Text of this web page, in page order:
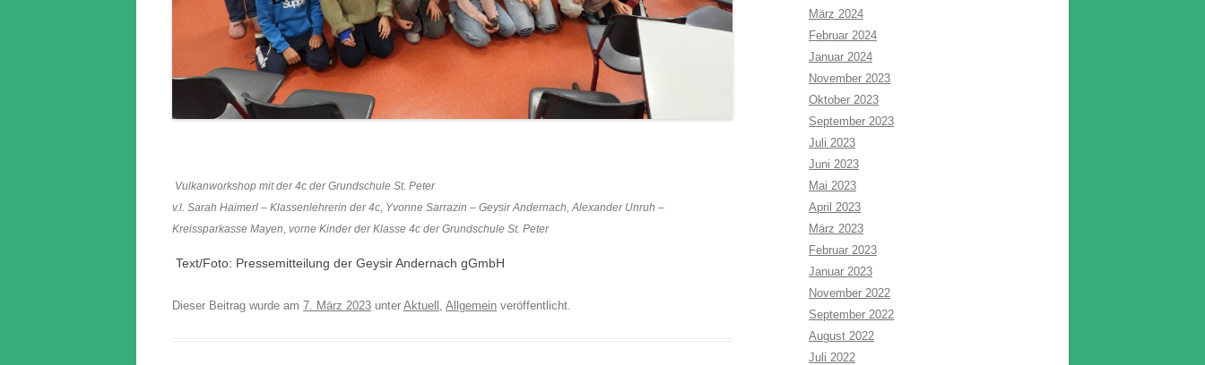
Vulkanworkshop mit der 4c der Grundschule St. Peter
v.l. Sarah Haimerl – Klassenlehrerin der 4c, Yvonne Sarrazin – Geysir Andernach, Alexander Unruh –
Kreissparkasse Mayen, vorne Kinder der Klasse 4c der Grundschule St. Peter
Text/Foto: Pressemitteilung der Geysir Andernach gGmbH
Dieser Beitrag wurde am 7. März 2023 unter Aktuell Allgemein veröffentlicht.
März 2024
Februar 2024
Januar 2024
November 2023
Oktober 2023
September 2023
Juli 2023
Juni 2023
Mai 2023
April 2023
März 2023
Februar 2023
Januar 2023
November 2022
September 2022
August 2022
Juli 2022